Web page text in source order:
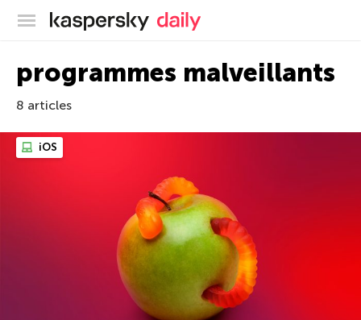
Blog officiel de Kaspersky
programmes malveillants
8 articles
iOS